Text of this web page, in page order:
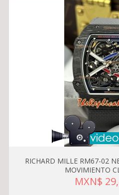
RICHARD MILLE RM67-02
MOVIMIENTO
MXN$